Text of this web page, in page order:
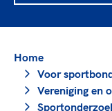
Columns
Sport gaat
High5
Ruimte voor sport
Top
Home
Voor
Vereniging en